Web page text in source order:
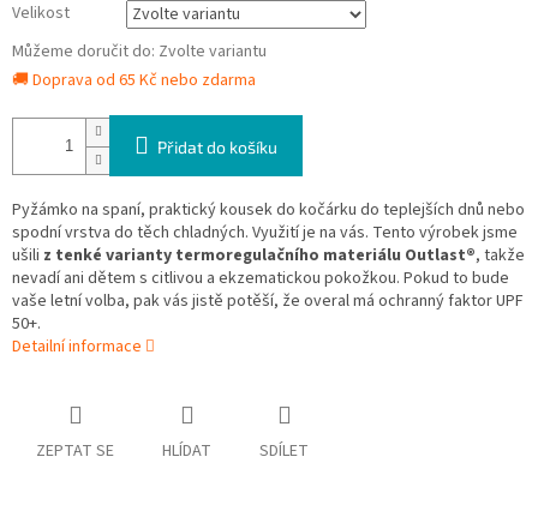
Velikost
Můžeme doručit do: Zvolte variantu
🚚 Doprava od 65 Kč nebo zdarma
Přidat do košíku
Pyžámko na spaní, praktický kousek do kočárku do teplejších dnů nebo
spodní vrstva do těch chladných. Využití je na vás. Tento výrobek jsme
ušili z tenké varianty termoregulačního materiálu Outlast®, takže
nevadí ani dětem s citlivou a ekzematickou pokožkou. Pokud to bude
vaše letní volba, pak vás jistě potěší, že overal má ochranný faktor UPF
50+.
Detailní informace
ZEPTAT SE HLÍDAT SDÍLET